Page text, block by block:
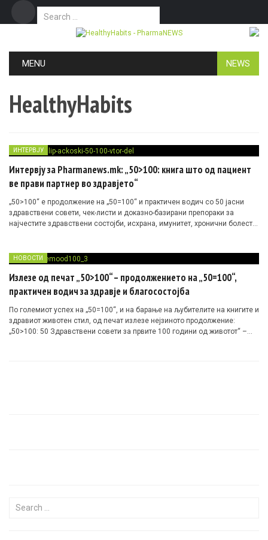
Search for:
MENU NEWS
HealthyHabits
ИНТЕРВЈУ
Интервју за Pharmanews.mk: „50>100: книга што од пациент
ве прави партнер во здравјето“
„50>100“ е продолжение на „50=100“ и практичен водич со 50 јасни
здравствени совети, чек-листи и доказно-базирани препораки за
најчестите здравствени состојби, исхрана, имунитет, хронични болести,
концептот Top Edukator.
НОВОСТИ
Излезе од печат „50>100“ – продолжението на „50=100“,
практичен водич за здравје и благосостојба
По големиот успех на „50=100“, и на барање на љубителите на книгите и
здравиот животен стил, од печат излезе нејзиното продолжение:
„50>100: 50 Здравствени совети за првите 100 години од животот“ –
Search for: